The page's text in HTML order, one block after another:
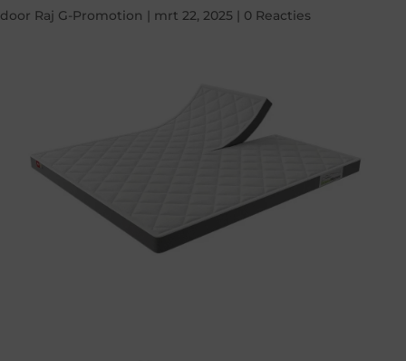
door Raj G-Promotion | mrt 22, 2025 | 0 Reacties